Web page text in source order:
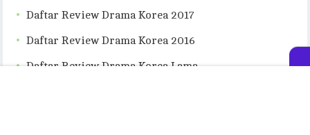
Daftar Review Drama Korea 2017
Daftar Review Drama Korea 2016
Daftar Review Drama Korea Lama